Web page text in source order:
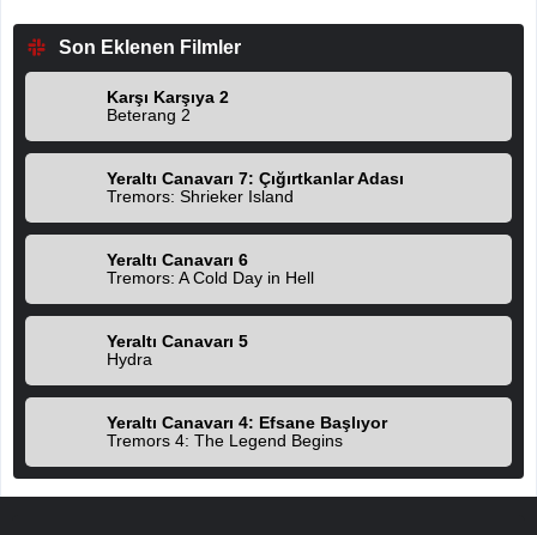
Son Eklenen Filmler
Karşı Karşıya 2
Beterang 2
Yeraltı Canavarı 7: Çığırtkanlar Adası
Tremors: Shrieker Island
Yeraltı Canavarı 6
Tremors: A Cold Day in Hell
Yeraltı Canavarı 5
Hydra
Yeraltı Canavarı 4: Efsane Başlıyor
Tremors 4: The Legend Begins